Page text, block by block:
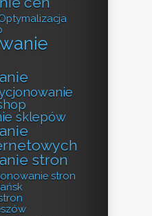
sklepów
stron
stron